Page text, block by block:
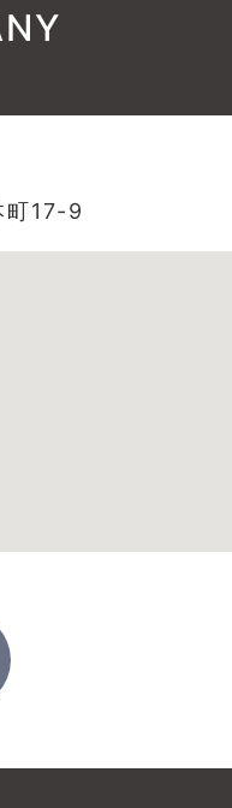
町17-9